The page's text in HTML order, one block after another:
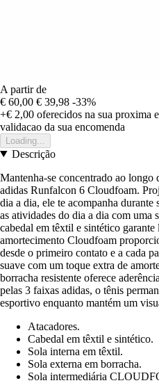
A partir de
€ 60,00 € 39,98 -33%
+€ 2,00 oferecidos na sua proxima
validacao da sua encomenda
Loading...
Descrição
Mantenha-se concentrado ao longo
adidas Runfalcon 6 Cloudfoam.
dia a dia, ele te acompanha durante
as atividades do dia a dia com uma
cabedal em têxtil e sintético
amortecimento Cloudfoam
desde o primeiro contato e a cada
suave com um toque extra de
borracha resistente oferece
pelas 3 faixas adidas, o tênis
esportivo enquanto mantém um
Atacadores.
Cabedal em têxtil e sintético.
Sola interna em têxtil.
Sola externa em borracha.
Sola intermediária